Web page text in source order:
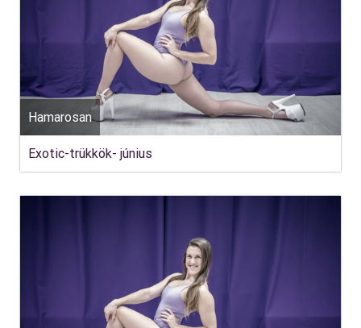
Hamarosan
Exotic-trükkök- június